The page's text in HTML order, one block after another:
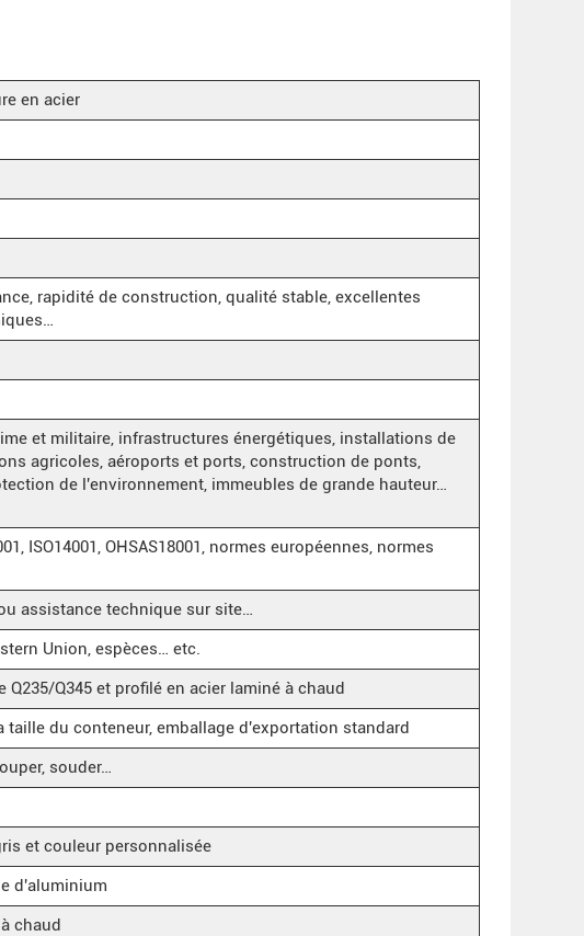
en acier
rapidité de construction, qualité stable, excellentes
et militaire, infrastructures énergétiques, installations de
agricoles, aéroports et ports, construction de ponts,
de l'environnement, immeubles de grande hauteur…
ISO14001, OHSAS18001, normes européennes, normes
assistance technique sur site…
Union, espèces… etc.
Q235/Q345 et profilé en acier laminé à chaud
taille du conteneur, emballage d'exportation standard
souder…
et couleur personnalisée
d'aluminium
chaud